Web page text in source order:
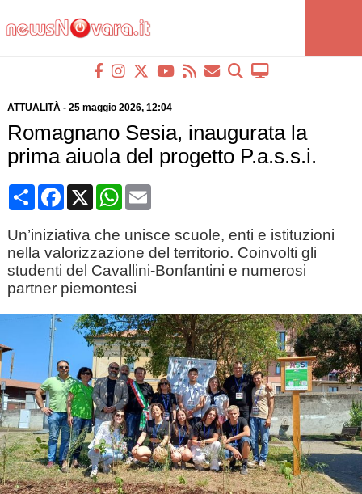
ATTUALITÀ- 25 maggio 2026, 12:04
Romagnano Sesia, inaugurata la
prima aiuola del progetto P.a.s.s.i.
CondividiFacebook
X WhatsApp
Email
Un’iniziativa che unisce scuole, enti e istituzioni
nella valorizzazione del territorio. Coinvolti gli
studenti del Cavallini-Bonfantini e numerosi
partner piemontesi